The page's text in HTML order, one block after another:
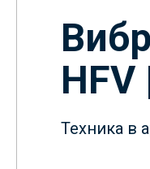
Техника в